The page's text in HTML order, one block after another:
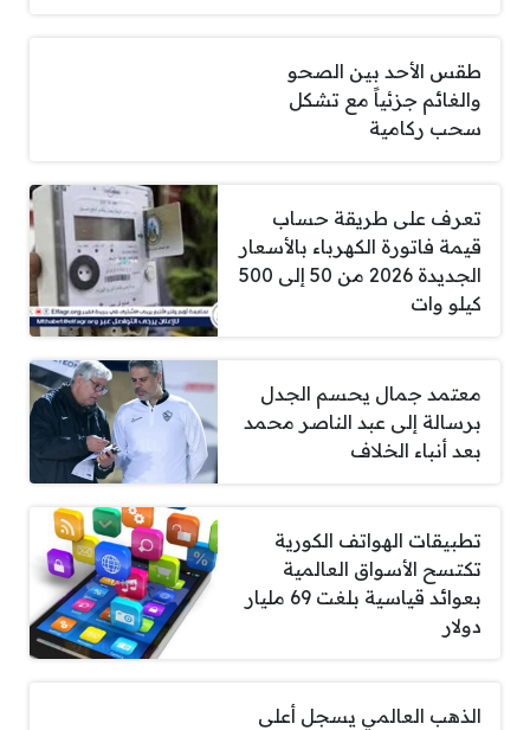
طقس الأحد بين الصحو
والغائم جزئياً مع تشكل
سحب ركامية
تعرف على طريقة حساب
قيمة فاتورة الكهرباء بالأسعار
الجديدة 2026 من 50 إلى 500
كيلو وات
معتمد جمال يحسم الجدل
برسالة إلى عبد الناصر محمد
بعد أنباء الخلاف
تطبيقات الهواتف الكورية
تكتسح الأسواق العالمية
بعوائد قياسية بلغت 69 مليار
دولار
الذهب العالمي يسجل أعلى